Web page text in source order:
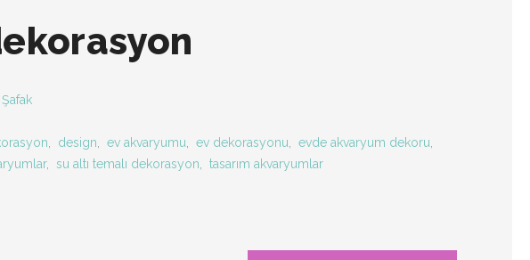
design ev akvaryumu ev dekorasyonu evde akvaryum dekoru
, su altı temalı dekorasyon tasarım akvaryumlar